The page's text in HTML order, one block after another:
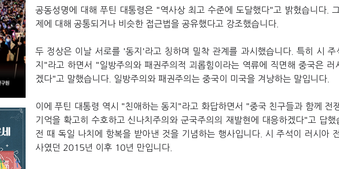
공동성명에 대해 푸틴 대통령은 "역사상 최고 수준에 도달했다"고 밝혔습니다.
제에 대해 공통되거나 비슷한 접근법을 공유했다고 강조했습니다.
두 정상은 이날 서로를 '동지'라고 칭하며 밀착 관계를 과시했습니다. 특히 시
지"라고 하면서 "일방주의와 패권주의적 괴롭힘이라는 역류에 직면해 중국은 러
겠다"고 말했습니다. 일방주의와 패권주의는 중국이 미국을 겨냥하는 말입니다.
이에 푸틴 대통령 역시 "친애하는 동지"라고 화답하면서 "중국 친구들과 함께 전
기억을 확고히 수호하고 신나치주의와 군국주의의 재발현에 대응하겠다"고 답
전 때 독일 나치에 항복을 받아낸 것을 기념하는 행사입니다. 시 주석이 러시아
사였던 2015년 이후 10년 만입니다.